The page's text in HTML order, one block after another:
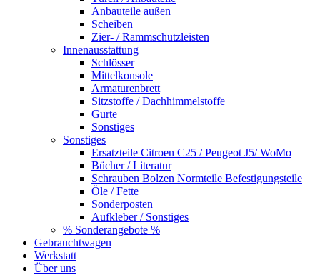
Anbauteile außen
Scheiben
Zier- / Rammschutzleisten
Innenausstattung
Schlösser
Mittelkonsole
Armaturenbrett
Sitzstoffe / Dachhimmelstoffe
Gurte
Sonstiges
Sonstiges
Ersatzteile Citroen C25 / Peugeot J5/ WoMo
Bücher / Literatur
Schrauben Bolzen Normteile Befestigungsteile
Öle / Fette
Sonderposten
Aufkleber / Sonstiges
% Sonderangebote %
Gebrauchtwagen
Werkstatt
Über uns